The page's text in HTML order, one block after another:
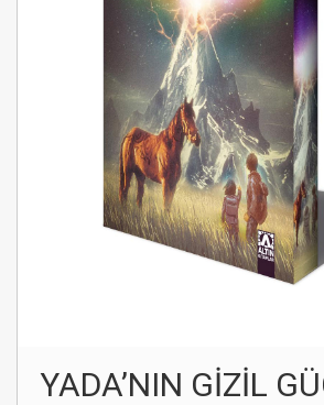
YADA’NIN GİZİL